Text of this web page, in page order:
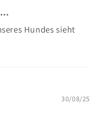
Hundes sieht
30/08/25